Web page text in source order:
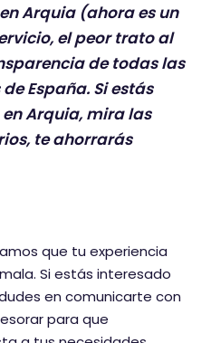
Arquia (ahora es un
el peor trato al
de todas las
España. Si estás
Arquia, mira las
te ahorrarás
que tu experiencia
Si estás interesado
en comunicarte con
para que